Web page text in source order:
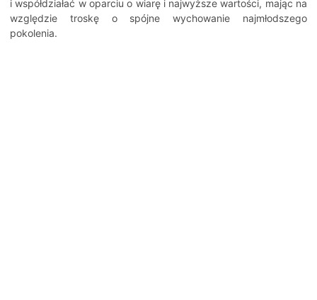
i współdziałać w oparciu o wiarę i najwyższe wartości, mając na
względzie troskę o spójne wychowanie najmłodszego
pokolenia.